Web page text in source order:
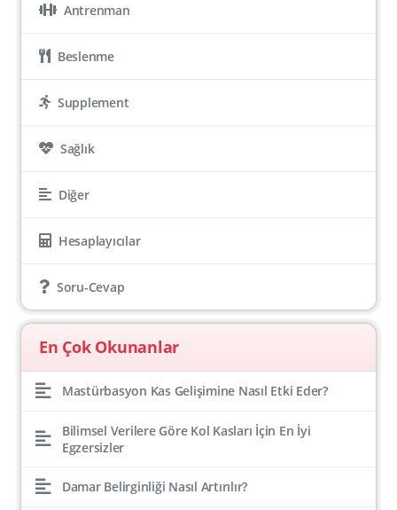
Antrenman
Beslenme
Supplement
Sağlık
Diğer
Hesaplayıcılar
Soru-Cevap
En Çok Okunanlar
Mastürbasyon Kas Gelişimine Nasıl Etki Eder?
Bilimsel Verilere Göre Kol Kasları İçin En İyi
Egzersizler
Damar Belirginliği Nasıl Artırılır?